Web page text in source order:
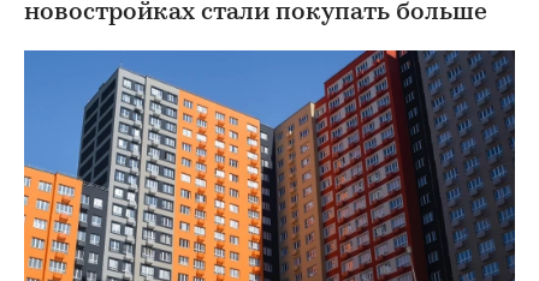
новостройках стали покупать больше